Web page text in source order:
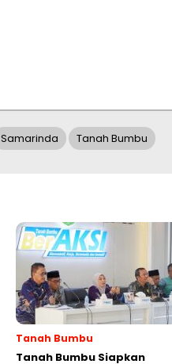
Samarinda Tanah Bumbu
Tanah Bumbu
Tanah Bumbu Siapkan